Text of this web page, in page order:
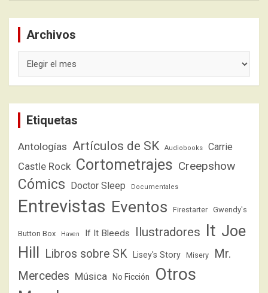
Archivos
Etiquetas
Antologías Artículos de SK Audiobooks Carrie
Castle Rock Cortometrajes Creepshow
Cómics Doctor Sleep Documentales
Entrevistas Eventos Firestarter Gwendy's
Button Box Haven If It Bleeds Ilustradores It Joe
Hill
Libros sobre SK Lisey's Story Misery
Mr.
Mercedes Música No Ficción
Otros